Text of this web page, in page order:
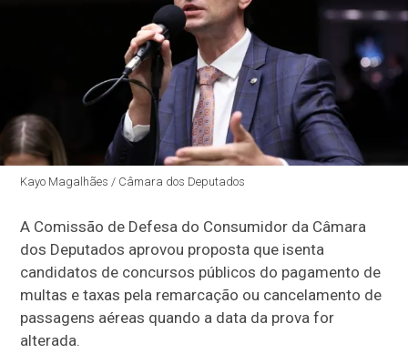
Kayo Magalhães / Câmara dos Deputados
A Comissão de Defesa do Consumidor da Câmara
dos Deputados aprovou proposta que isenta
candidatos de concursos públicos do pagamento de
multas e taxas pela remarcação ou cancelamento de
passagens aéreas quando a data da prova for
alterada.